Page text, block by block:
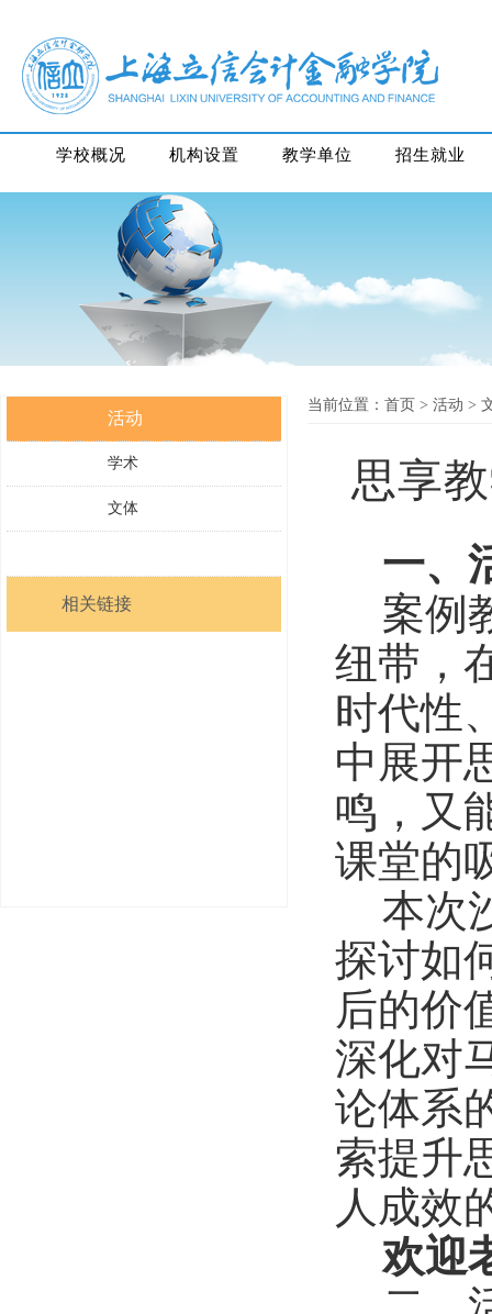
学校概况 机构设置 教学单位 招生就业
活动
学术
文体
相关链接
当前位置：首页 > 活动 >
思享
一、
案例
纽带，
时代性
中展开
鸣，又
课堂的
本次
探讨如
后的价
深化对
论体系
索提升
人成效
欢迎